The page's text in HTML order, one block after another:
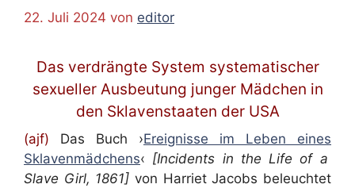
22. Juli 2024 von editor
Das verdrängte System systematischer
sexueller Ausbeutung junger Mädchen in
den Sklavenstaaten der USA
(ajf) Das Buch ›Ereignisse im Leben eines
Sklavenmädchens‹ [Incidents in the Life of a
Slave Girl, 1861] von Harriet Jacobs beleuchtet